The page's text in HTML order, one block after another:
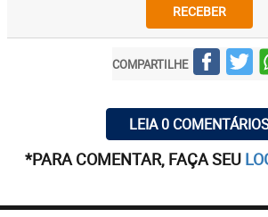
RECEBER
COMPARTILHE
LEIA 0
*PARA COMENTAR, FAÇA SEU